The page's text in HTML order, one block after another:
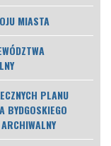
MIASTA
PLANU
BYDGOSKIEGO